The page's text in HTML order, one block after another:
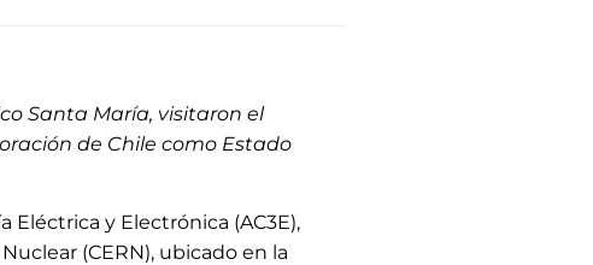
Santa María, visitaron el
de Chile como Estado
Eléctrica y Electrónica (AC3E),
(CERN), ubicado en la